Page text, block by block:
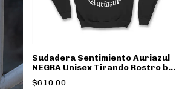
Sudadera Sentimiento Auriazul
NEGRA Unisex Tirando Rostro by
Golden Garra
$610.00